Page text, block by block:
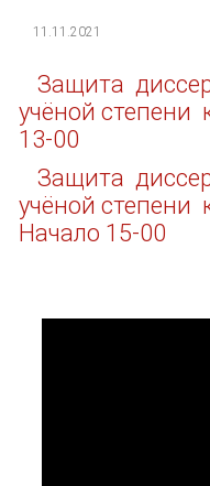
11.11.2021
Защита
учёной степени
13-00
Защита
учёной
Начало 15-00